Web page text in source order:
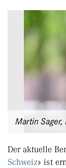
Martin Sager,
Der aktuelle
Schweiz» ist